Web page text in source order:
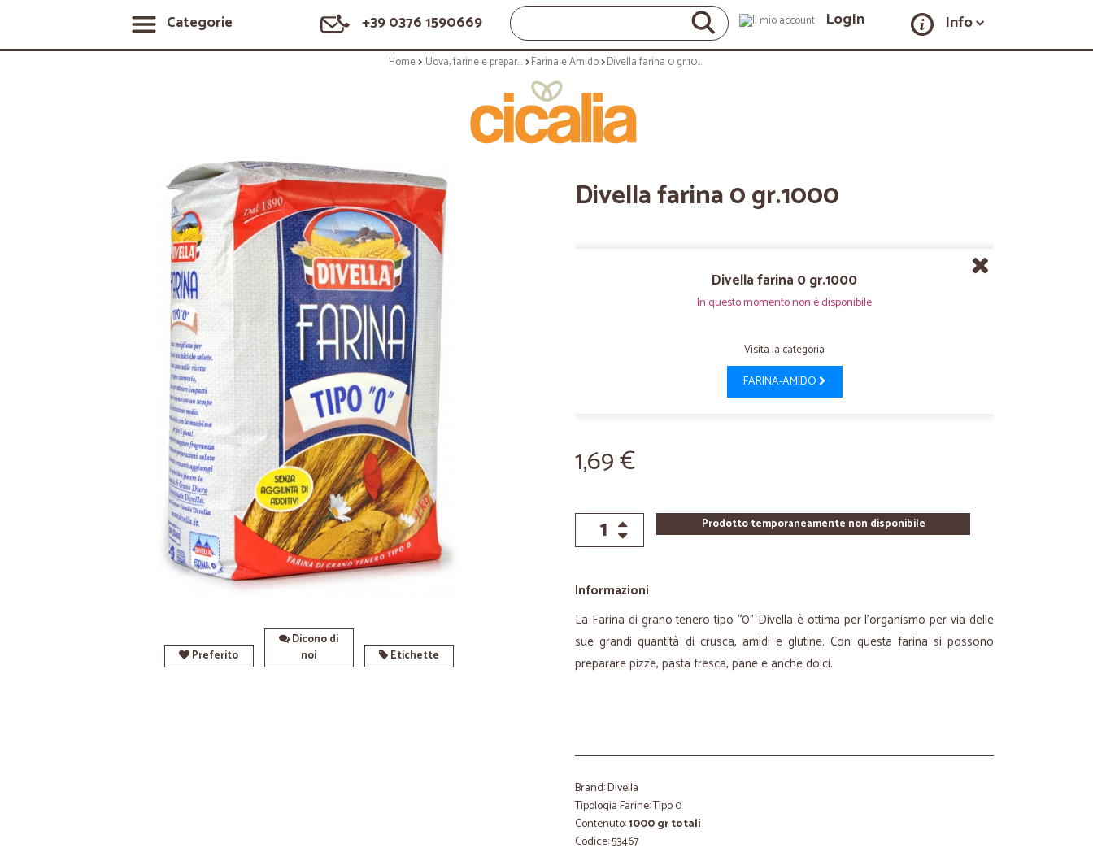
Categorie +39 0376 1590669 LogIn Info
Home Uova, farine e preparati Farina e Amido Divella farina 0 gr.1000
Preferito
Dicono di
noi
Etichette
Divella farina 0 gr.1000
Divella farina 0 gr.1000
In questo momento non è disponibile
Visita la categoria
FARINA-AMIDO
1,69 €
Prodotto temporaneamente non disponibile
Informazioni
La Farina di grano tenero tipo “0” Divella è ottima per l'organismo per via delle
sue grandi quantità di crusca, amidi e glutine. Con questa farina si possono
preparare pizze, pasta fresca, pane e anche dolci.
Brand: Divella
Tipologia Farine: Tipo 0
Contenuto:1000 gr totali
Codice: 53467